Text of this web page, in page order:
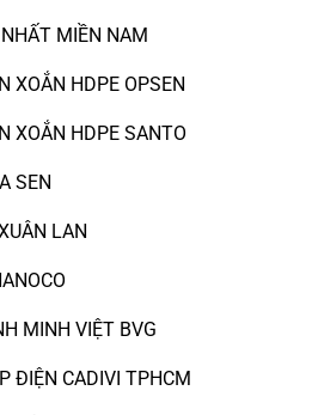
MIỀN NAM
XOẮN HDPE OPSEN
XOẮN HDPE SANTO
SEN
LAN
MINH VIỆT BVG
ĐIỆN CADIVI TPHCM